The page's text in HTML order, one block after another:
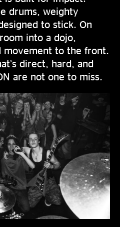
drums, weighty
to stick. On
into a dojo,
movement to the front.
direct, hard, and
are not one to miss.